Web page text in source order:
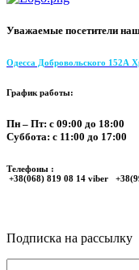
Уважаемые посетители
Одесса Добровольского 152А
График работы:
Пн – Пт: с 09:00 до 18:00
Суббота: с 11:00 до 17:00
Телефоны :
+38(068) 819 08 14 viber
Подписка на рассылку